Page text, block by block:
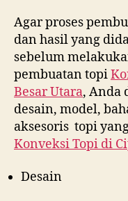
Agar proses
dan hasil yang
sebelum
pembuatan topi
Besar Utara, Anda
desain, model,
aksesoris topi
Konveksi Topi di
Desain